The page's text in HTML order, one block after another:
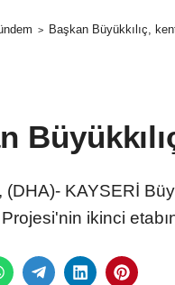
Başkan Büyükkılıç,
(DHA)- KAYSERİ
Projesi'nin ikinci